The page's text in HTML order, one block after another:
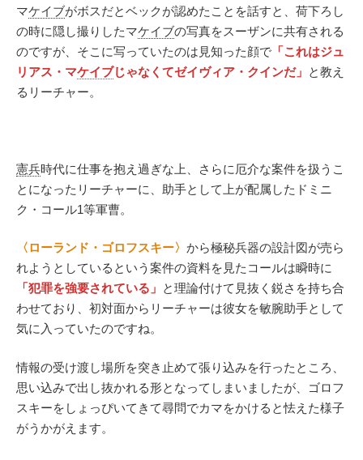
マケイブがボスだとベックが認めたことを話すと、荷下ろし
の時に隠し撮りしたマケイブの写真をスーザンに共有される
のですが、そこに写っていたのは見知った顔で 「これはジュ
リアス・マケイブじゃなくてゼイヴィア・クインだ」 と教え
るリーチャー。
憲兵時代に仕事を抱え過ぎな上、さらに厄介な案件を扱うこ
とになったリーチャーに、助手として上が配属したドミニ
ク・コール1等軍曹。
〈ローランド・ゴロフスキー〉 から極秘兵器の設計図が売ら
れようとしているという案件の資料を見たコールは瞬時に
「犯罪を強要されている」 と理論付けて見抜く鋭さを持ち合
わせており、初対面からリーチャーは彼女を敏腕助手として
気に入っていたのですね。
情報の受け渡し場所を突き止めて張り込みを行ったところ、
思い込みで出し抜かれる形となってしまいましたが、ゴロフ
スキーをしょっぴいてきて尋問でカマをかけると怯えた様子
がうかがえます。